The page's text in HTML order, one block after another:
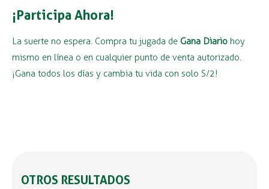
¡Participa Ahora!
La suerte no espera. Compra tu jugada de Gana Diario hoy
mismo en línea o en cualquier punto de venta autorizado.
¡Gana todos los días y cambia tu vida con solo S/2!
OTROS RESULTADOS